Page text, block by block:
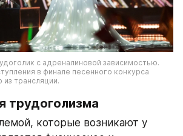
с адреналиновой зависимостью.
в финале песенного конкурса
трансляции.
трудоголизма
которые возникают у